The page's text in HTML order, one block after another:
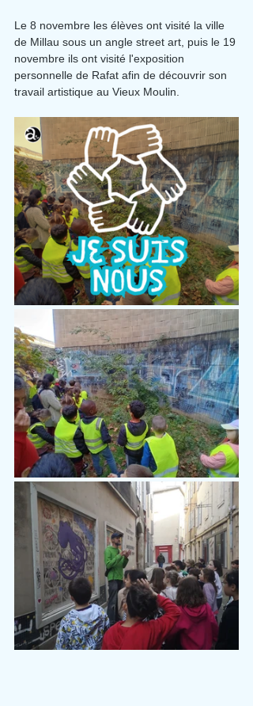
Le 8 novembre les élèves ont visité la ville
de Millau sous un angle street art, puis le 19
novembre ils ont visité l'exposition
personnelle de Rafat afin de découvrir son
travail artistique au Vieux Moulin.